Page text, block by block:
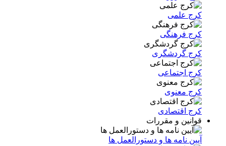
کرج علمی
کرج فرهنگی
کرج گردشگری
کرج اجتماعی
کرج معنوی
کرج اقتصادی
قوانین و مقررات
آیین نامه ها و دستورالعمل ها